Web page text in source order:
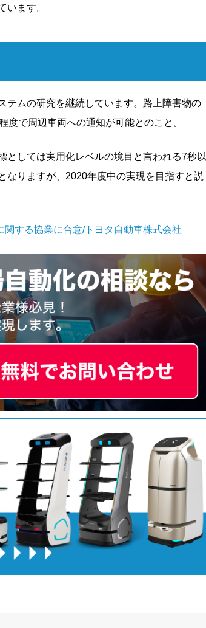
います。
テムの研究を継続しています。路上障害物の
で周辺車両への通知が可能とのこと。
としては実用化レベルの境目と言われる7秒以
なりますが、2020年度中の実現を目指すと説
する協業に合意/トヨタ自動車株式会社